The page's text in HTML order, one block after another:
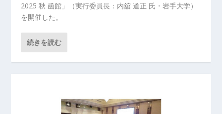
2025 秋 函館」（実行委員長：内舘 道正 氏・岩手大学）
を開催した。
続きを読む